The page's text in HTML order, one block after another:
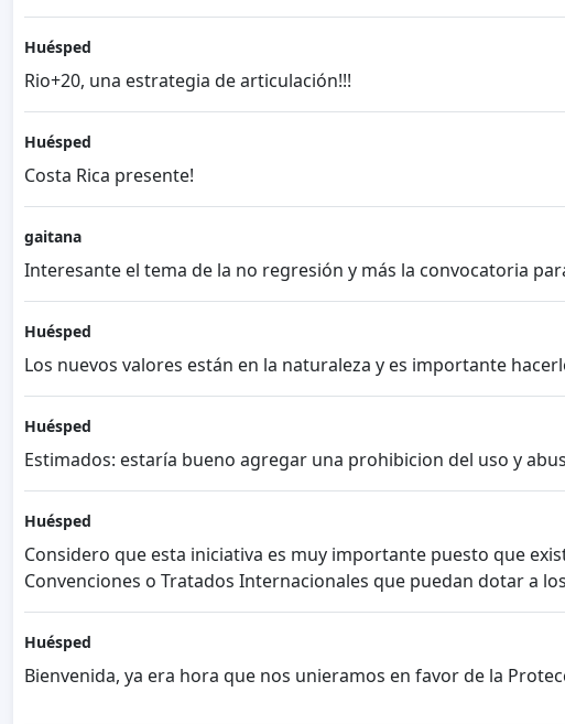
Huésped
Rio+20, una estrategia de articulación!!!
Huésped
Costa Rica presente!
gaitana
Interesante el tema de la no regresión y más la convocatoria
Huésped
Los nuevos valores están en la naturaleza y es importante
Huésped
Estimados: estaría bueno agregar una prohibicion del uso y
Huésped
Considero que esta iniciativa es muy importante puesto que
Convenciones o Tratados Internacionales que puedan dotar a
Huésped
Bienvenida, ya era hora que nos unieramos en favor de la